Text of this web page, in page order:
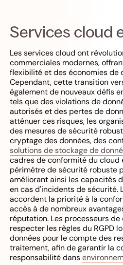
Services cloud
Les services cloud ont
commerciales modernes,
flexibilité et des économies de
Cependant, cette transition
également de nouveaux défis
tels que des violations de
autorisés et des pertes de
atténuer ces risques, les
des mesures de sécurité
cryptage des données, des
solutions de stockage de
cadres de conformité du cloud
périmètre de sécurité robuste
améliorant ainsi les capacités
en cas d'incidents de sécurité.
accordent la priorité à la
accès à de nombreux
réputation. Les processeurs
respecter les règles du RGPD
données pour le compte des
traitement, afin de garantir la
responsabilité dans